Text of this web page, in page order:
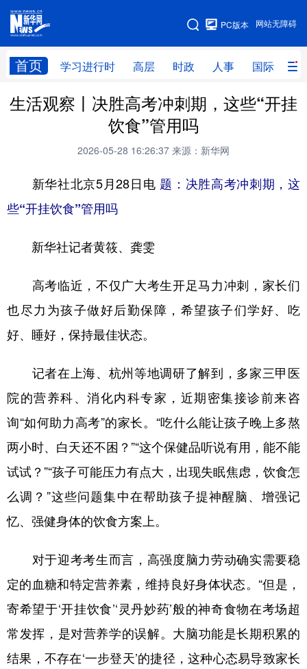
网站无障碍
PC版本
首页 学习进行时 高层 时政 人事 国际 财
网站地图
学习进行时 高层 时政 人事
财经 网评
科技 科创 量子 体育
文化 书画
访谈 视频
食品 人居 信息化 数字经济
学术中国 乡村振兴
彩票 娱乐 时尚 悦读
公益 一带一路 亚太网 上市公司
文化产业
地方频道
北京 天津
辽宁 吉林 上海 江苏
浙江 安徽 福建 江西
山东 河南 湖北 湖南
生活观察丨决胜高考冲刺期，这些“开挂
饮食”管用吗
2026-05-28 16:26:37 来源：新华网
新华社北京5月28日电 题：决胜高考冲刺期，这
些“开挂饮食”管用吗
新华社记者黄筱、龚雯
高考临近，不仅广大考生开足马力冲刺，家长们
也尽力为孩子做好后勤保障，希望孩子们学好、吃
好、睡好，保持最佳状态。
记者在上海、杭州等地调研了解到，多家三甲医
院的营养科、消化内科专家，近期密集接诊前来咨
询“如何助力高考”的家长。“吃什么能让孩子晚上多熬
两小时、白天还不困？”“这个保健品听说有用，能不能
试试？”“孩子可能压力有点大，出现失眠焦虑，饮食怎
么调？”这些问题集中在帮助孩子提神醒脑、增强记
忆、强健身体的饮食方案上。
对于迎考考生而言，高强度脑力劳动确实需要稳
定的血糖和特定营养素，维持良好身体状态。“但是，
寄希望于‘开挂饮食’‘灵丹妙药’般的神奇食物在考场超
常发挥，是对营养学的误解。大脑功能是长期积累的
结果，不存在‘一步登天’的捷径，这种心态易导致家长